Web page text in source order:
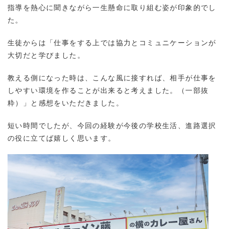
指導を熱心に聞きながら一生懸命に取り組む姿が印象的でし
た。
生徒からは「仕事をする上では協力とコミュニケーションが
大切だと学びました。
教える側になった時は、こんな風に接すれば、相手が仕事を
しやすい環境を作ることが出来ると考えました。（一部抜
粋）」と感想をいただきました。
短い時間でしたが、今回の経験が今後の学校生活、進路選択
の役に立てば嬉しく思います。